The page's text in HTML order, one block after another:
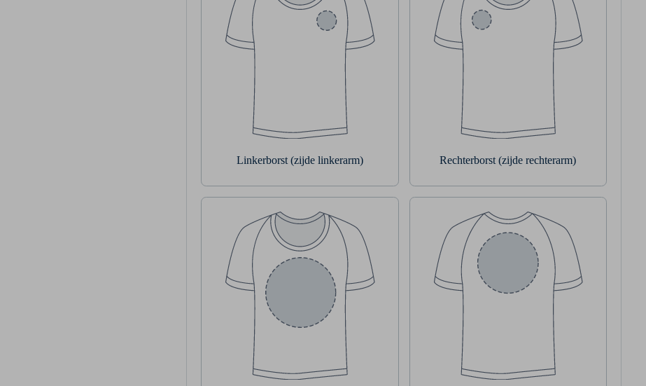
Linkerborst (zijde linkerarm) Rechterborst (zijde rechterarm)